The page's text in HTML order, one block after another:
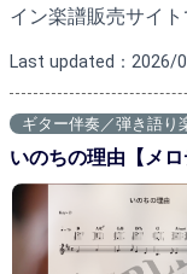
イン楽譜販売サイ
Last updated：2026/
ギター伴奏／弾き語り
いのちの理由【メロ